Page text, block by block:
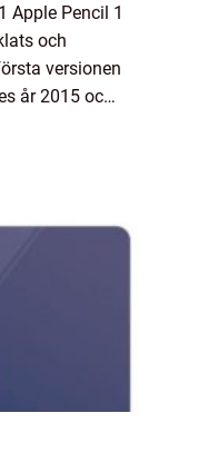
Apple Pencil 1
och
versionen
år 2015 och